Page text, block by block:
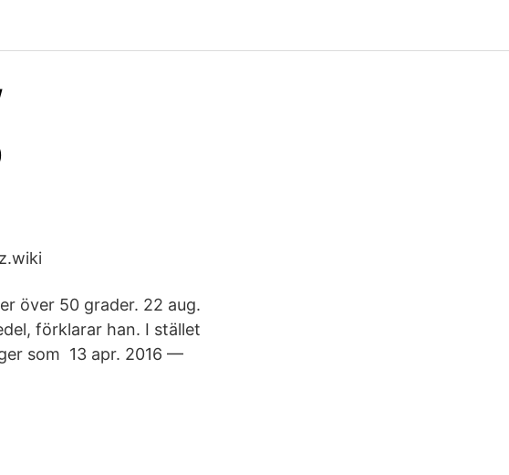
över 50 grader. 22 aug.
förklarar han. I stället
som 13 apr. 2016 —